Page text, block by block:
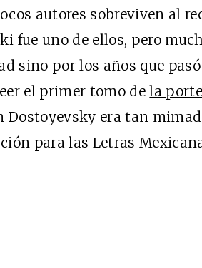
autores sobreviven al
fue uno de ellos, pero
sino por los años que
el primer tomo dela
Dostoyevsky era tan
para las Letras